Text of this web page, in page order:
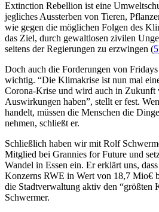
Extinction Rebellion ist eine
jegliches Aussterben von Tieren,
wie gegen die möglichen Folgen des
das Ziel, durch gewaltlosen zivilen
seitens der Regierungen zu erzwingen (5
Doch auch die Forderungen von
wichtig. “Die Klimakrise ist nun mal
Corona-Krise und wird auch in Zukunft
Auswirkungen haben”, stellt er fest.
handelt, müssen die Menschen die
nehmen, schließt er.
Schließlich haben wir mit Rolf
Mitglied bei Grannies for Future und
Wandel in Essen ein. Er erklärt uns,
Konzerns RWE in Wert von 18,7 Mio€
die Stadtverwaltung aktiv den “größten
Schwermer.